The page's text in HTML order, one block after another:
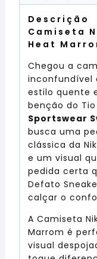
Descrição
Camiseta
Heat
Chegou a
inconfundível
estilo quente
benção do Tio
Sportswear
busca uma
clássica da
e um visual
pedida certa
Defato
calçar o
A Camiseta
Marrom é
visual